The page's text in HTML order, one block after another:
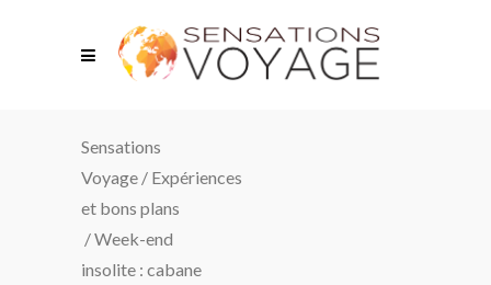
Sensations
Voyage / Expériences
et bons plans
/Week-end
insolite : cabane